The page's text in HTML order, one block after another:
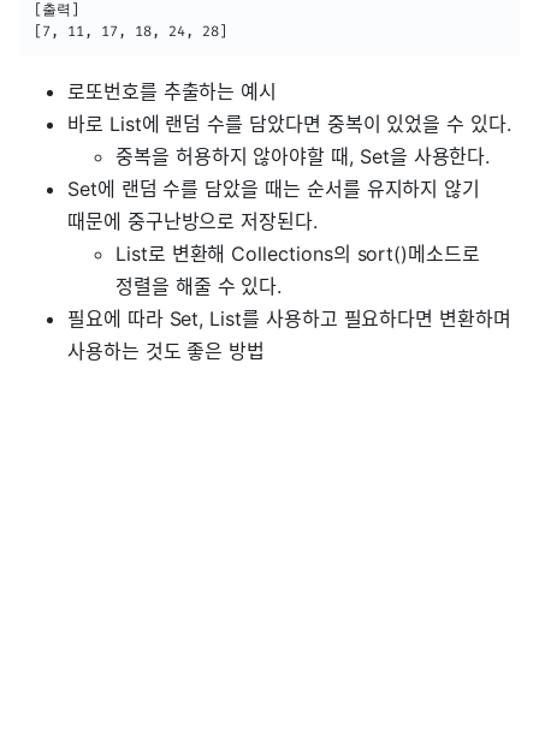
[출력]
[7, 11, 17, 18, 24, 28]
로또번호를 추출하는 예시
바로 List에 랜덤 수를 담았다면 중복이 있었을 수 있다.
중복을 허용하지 않아야할 때, Set을 사용한다.
Set에 랜덤 수를 담았을 때는 순서를 유지하지 않기
때문에 중구난방으로 저장된다.
List로 변환해 Collections의 sort()메소드로
정렬을 해줄 수 있다.
필요에 따라 Set, List를 사용하고 필요하다면 변환하며
사용하는 것도 좋은 방법